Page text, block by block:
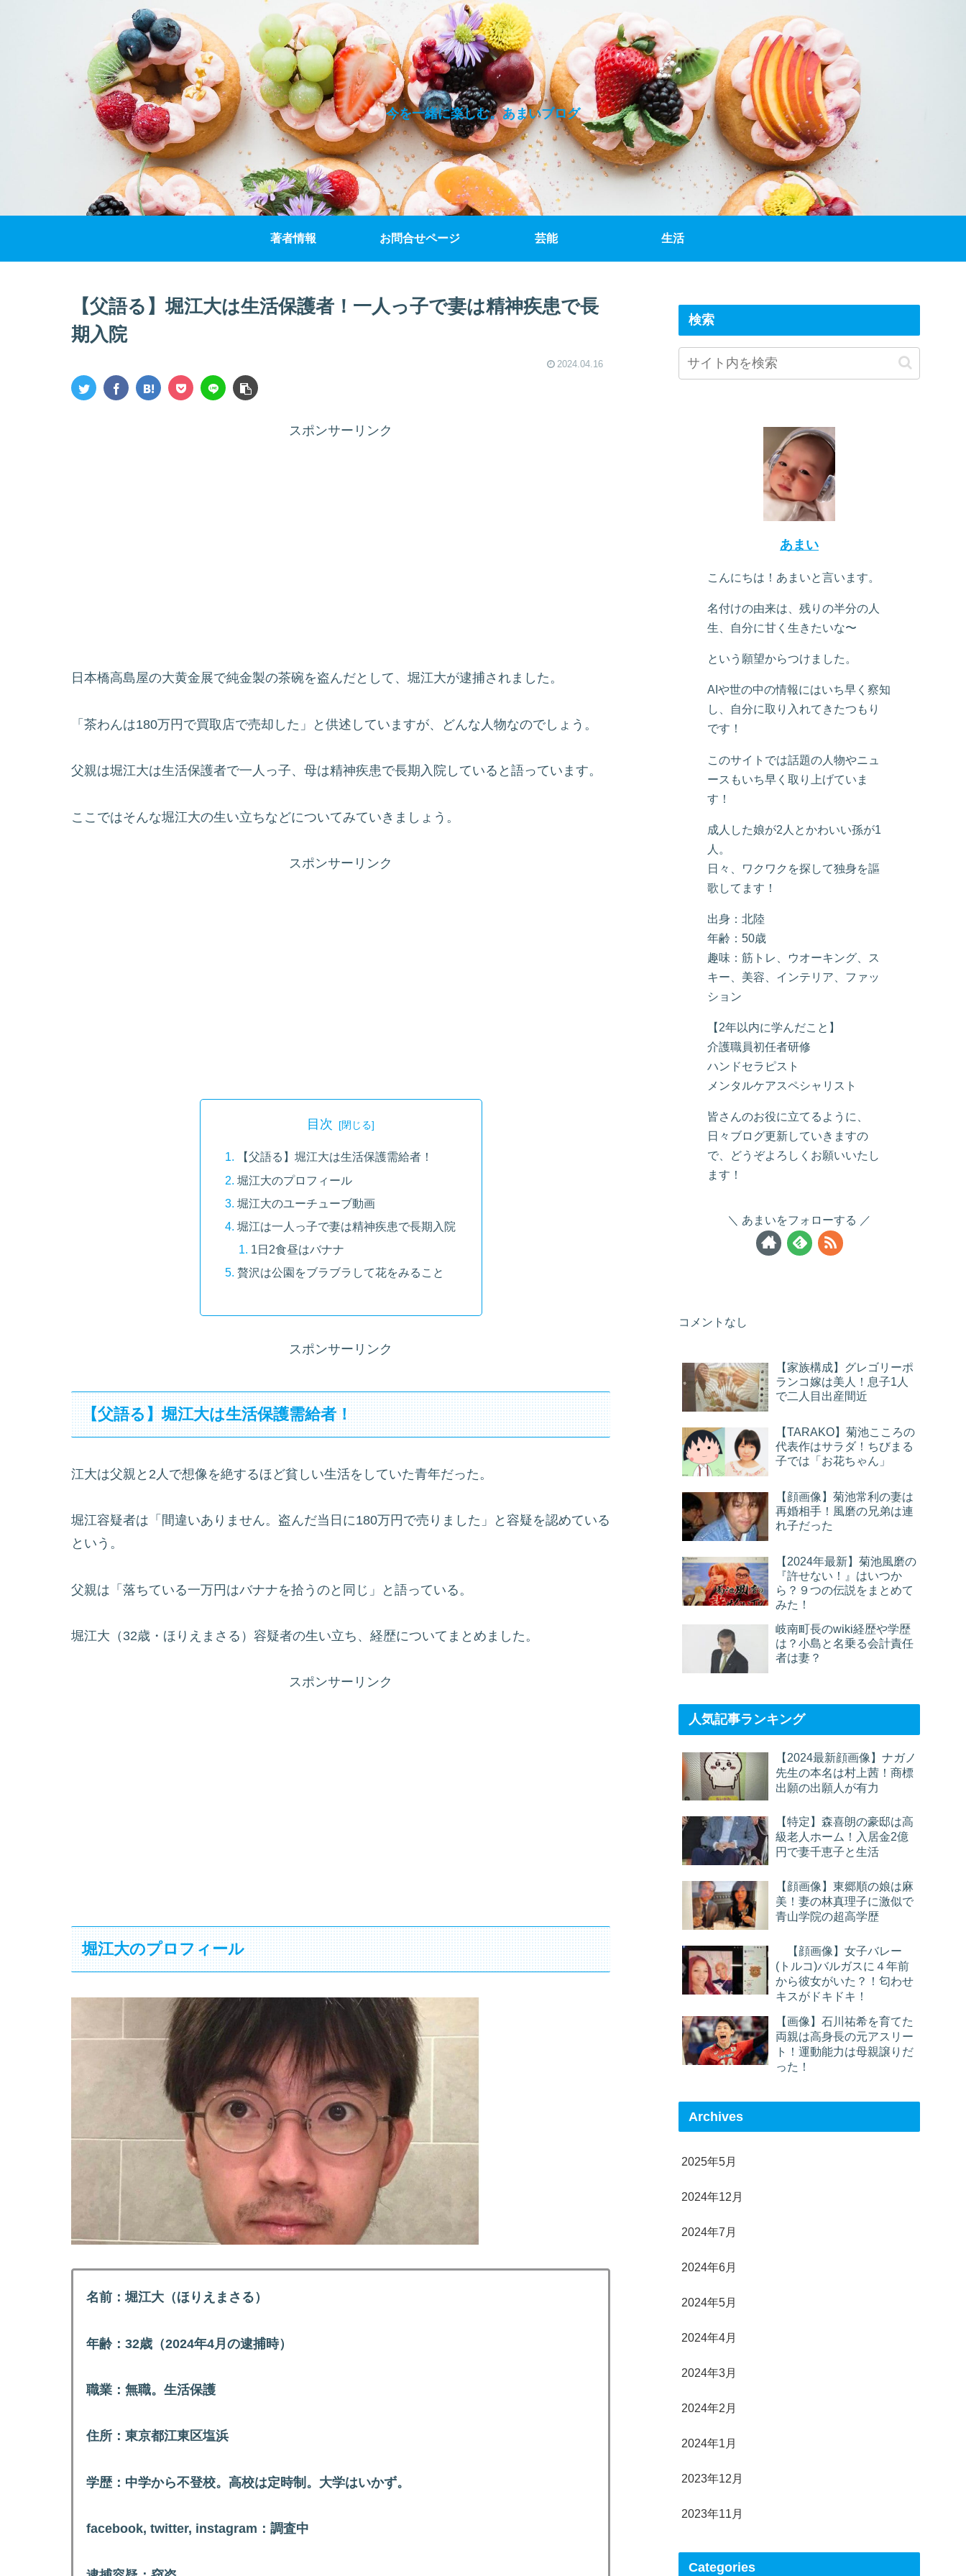
今を一緒に楽しむ。あまいブログ
著者情報 お問合せページ 芸能 生活
【父語る】堀江大は生活保護者！一人っ子で妻は精神疾患で長
期入院
2024.04.16
スポンサーリンク
日本橋高島屋の大黄金展で純金製の茶碗を盗んだとして、堀江大が逮捕されました。
「茶わんは180万円で買取店で売却した」と供述していますが、どんな人物なのでしょう。
父親は堀江大は生活保護者で一人っ子、母は精神疾患で長期入院していると語っています。
ここではそんな堀江大の生い立ちなどについてみていきましょう。
スポンサーリンク
目次
【父語る】堀江大は生活保護需給者！
堀江大のプロフィール
堀江大のユーチューブ動画
堀江は一人っ子で妻は精神疾患で長期入院
1日2食昼はバナナ
贅沢は公園をブラブラして花をみること
スポンサーリンク
【父語る】堀江大は生活保護需給者！
江大は父親と2人で想像を絶するほど貧しい生活をしていた青年だった。
堀江容疑者は「間違いありません。盗んだ当日に180万円で売りました」と容疑を認めている
という。
父親は「落ちている一万円はバナナを拾うのと同じ」と語っている。
堀江大（32歳・ほりえまさる）容疑者の生い立ち、経歴についてまとめました。
スポンサーリンク
堀江大のプロフィール
名前：堀江大（ほりえまさる）
年齢：32歳（2024年4月の逮捕時）
職業：無職。生活保護
住所：東京都江東区塩浜
学歴：中学から不登校。高校は定時制。大学はいかず。
facebook, twitter, instagram：調査中
検索
あまい
こんにちは！あまいと言います。
名付けの由来は、残りの半分の人
生、自分に甘く生きたいな〜
という願望からつけました。
AIや世の中の情報にはいち早く察知
し、自分に取り入れてきたつもり
です！
このサイトでは話題の人物やニュ
ースもいち早く取り上げていま
す！
成人した娘が2人とかわいい孫が1
人。
日々、ワクワクを探して独身を謳
歌してます！
出身：北陸
年齢：50歳
趣味：筋トレ、ウオーキング、ス
キー、美容、インテリア、ファッ
ション
【2年以内に学んだこと】
介護職員初任者研修
ハンドセラピスト
メンタルケアスペシャリスト
皆さんのお役に立てるように、
日々ブログ更新していきますの
で、どうぞよろしくお願いいたし
ます！
あまいをフォローする
コメントなし
【家族構成】グレゴリーポ
ランコ嫁は美人！息子1人
で二人目出産間近
【TARAKO】菊池こころの
代表作はサラダ！ちびまる
子では「お花ちゃん」
【顔画像】菊池常利の妻は
再婚相手！風磨の兄弟は連
れ子だった
【2024年最新】菊池風磨の
『許せない！』はいつか
ら？９つの伝説をまとめて
みた！
岐南町長のwiki経歴や学歴
は？小島と名乗る会計責任
者は妻？
人気記事ランキング
【2024最新顔画像】ナガノ
先生の本名は村上茜！商標
出願の出願人が有力
【特定】森喜朗の豪邸は高
級老人ホーム！入居金2億
円で妻千恵子と生活
【顔画像】東郷順の娘は麻
美！妻の林真理子に激似で
青山学院の超高学歴
【顔画像】女子バレー
(トルコ)バルガスに４年前
から彼女がいた？！匂わせ
キスがドキドキ！
【画像】石川祐希を育てた
両親は高身長の元アスリー
ト！運動能力は母親譲りだ
った！
Archives
2025年5月
2024年12月
2024年7月
2024年6月
2024年5月
2024年4月
2024年3月
2024年2月
2024年1月
2023年12月
2023年11月
Categories